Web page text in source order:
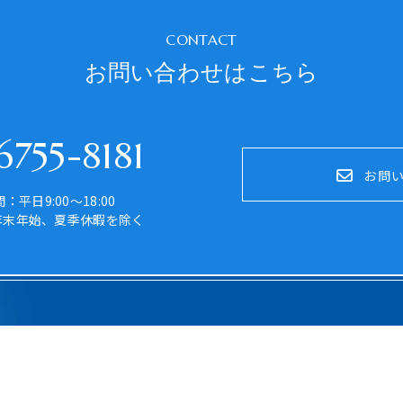
CONTACT
お問い合わせはこちら
8181
：平日9:00～18:00
年始、夏季休暇を除く
お問